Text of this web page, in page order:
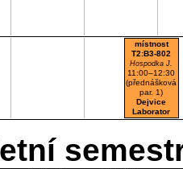
místnost
T2:B3-802
Hospodka J.
11:00–12:30
(přednášková
par. 1)
Dejvice
Laborator
K802